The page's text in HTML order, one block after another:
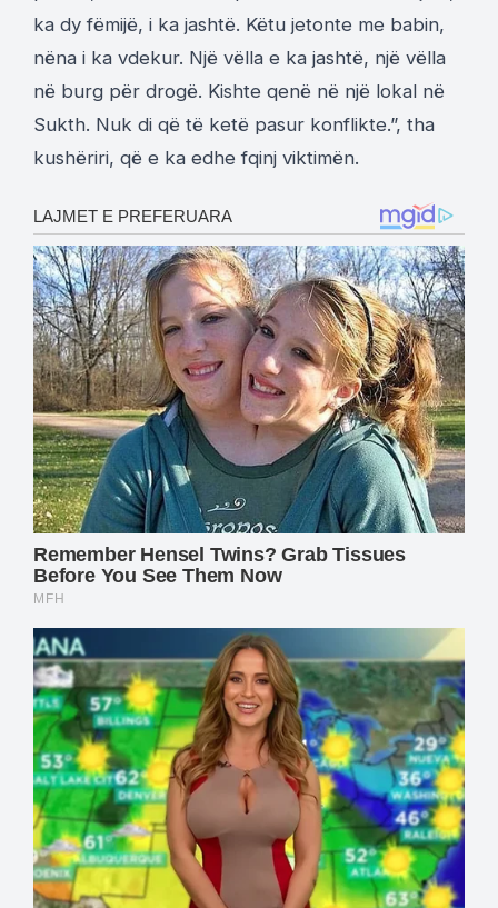
ka dy fëmijë, i ka jashtë. Këtu jetonte me babin,
nëna i ka vdekur. Një vëlla e ka jashtë, një vëlla
në burg për drogë. Kishte qenë në një lokal në
Sukth. Nuk di që të ketë pasur konflikte.”, tha
kushëriri, që e ka edhe fqinj viktimën.